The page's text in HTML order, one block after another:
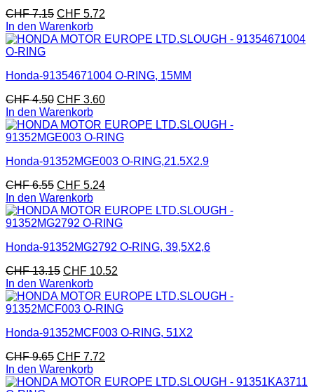
CHF7.15 CHF 5.72
In den Warenkorb
Honda-91354671004 O-RING, 15MM
CHF4.50 CHF 3.60
In den Warenkorb
Honda-91352MGE003 O-RING,21.5X2.9
CHF6.55 CHF 5.24
In den Warenkorb
Honda-91352MG2792 O-RING, 39,5X2,6
CHF13.15 CHF 10.52
In den Warenkorb
Honda-91352MCF003 O-RING, 51X2
CHF9.65 CHF 7.72
In den Warenkorb